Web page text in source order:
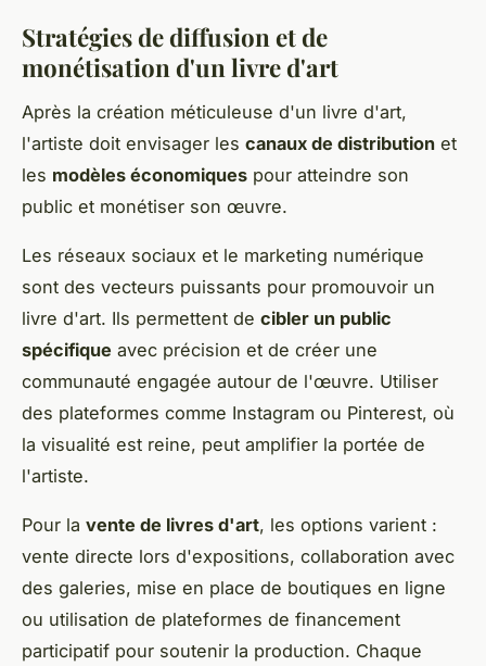
Stratégies de diffusion et de
monétisation d'un livre d'art
Après la création méticuleuse d'un livre d'art,
l'artiste doit envisager les canaux de distribution et
les modèles économiques pour atteindre son
public et monétiser son œuvre.
Les réseaux sociaux et le marketing numérique
sont des vecteurs puissants pour promouvoir un
livre d'art. Ils permettent de cibler un public
spécifique avec précision et de créer une
communauté engagée autour de l'œuvre. Utiliser
des plateformes comme Instagram ou Pinterest, où
la visualité est reine, peut amplifier la portée de
l'artiste.
Pour la vente de livres d'art, les options varient :
vente directe lors d'expositions, collaboration avec
des galeries, mise en place de boutiques en ligne
ou utilisation de plateformes de financement
participatif pour soutenir la production. Chaque